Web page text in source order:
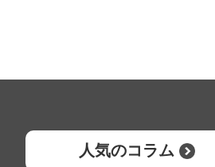
人気のコラム